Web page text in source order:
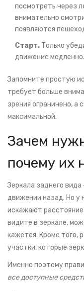
посмотреть через
внимательно
появляются
Старт. Только
движение медленно.
Запомните простую
требует больше
зрения ограничено, а
максимальной.
Зачем
почему их
Зеркала заднего
движении назад. Но у
искажают
видите в зеркале,
кажется. Кроме того,
участки, которые
Именно поэтому
все доступные